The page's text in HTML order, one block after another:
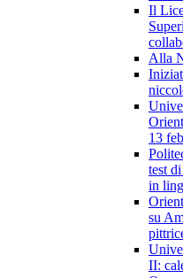
Il
Alla
13
test
in
su
II: